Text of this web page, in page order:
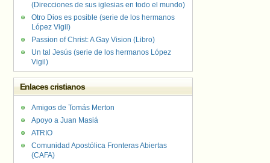
(Direcciones de sus iglesias en todo el mundo)
Otro Dios es posible (serie de los hermanos
López Vigil)
Passion of Christ: A Gay Vision (Libro)
Un tal Jesús (serie de los hermanos López
Vigil)
Enlaces cristianos
Amigos de Tomás Merton
Apoyo a Juan Masiá
ATRIO
Comunidad Apostólica Fronteras Abiertas
(CAFA)